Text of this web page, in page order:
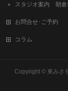
スタジオ案内 朝倉
お問合せ･ご予約
コラム
Copyright © 東みさ